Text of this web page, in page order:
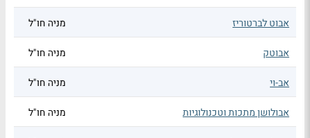
אבוט לברטוריז מניה חו"ל
אבוטק מניה חו"ל
אב-וי מניה חו"ל
אבולושן מתכות וטכנולוגיות מניה חו"ל